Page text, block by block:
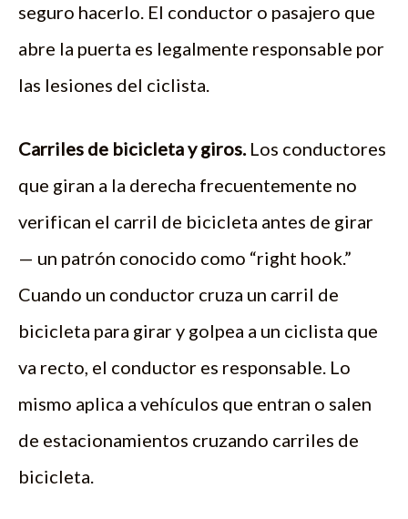
seguro hacerlo. El conductor o pasajero que
abre la puerta es legalmente responsable por
las lesiones del ciclista.
Carriles de bicicleta y giros.Los conductores
que giran a la derecha frecuentemente no
verifican el carril de bicicleta antes de girar
— un patrón conocido como “right hook.”
Cuando un conductor cruza un carril de
bicicleta para girar y golpea a un ciclista que
va recto, el conductor es responsable. Lo
mismo aplica a vehículos que entran o salen
de estacionamientos cruzando carriles de
bicicleta.